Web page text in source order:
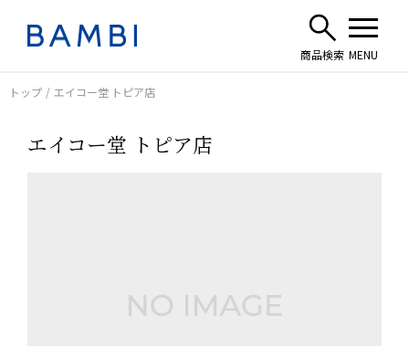
トップ エイコー堂 トピア店
エイコー堂 トピア店